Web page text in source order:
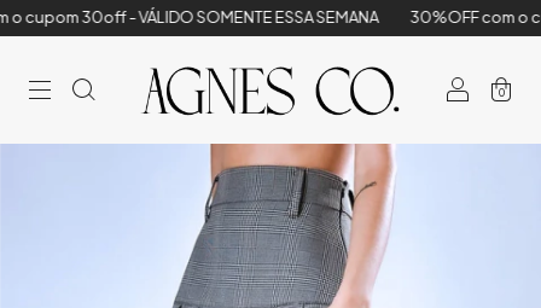
- VÁLIDO SOMENTE ESSA SEMANA 30%OFF com o cupom 30off
0